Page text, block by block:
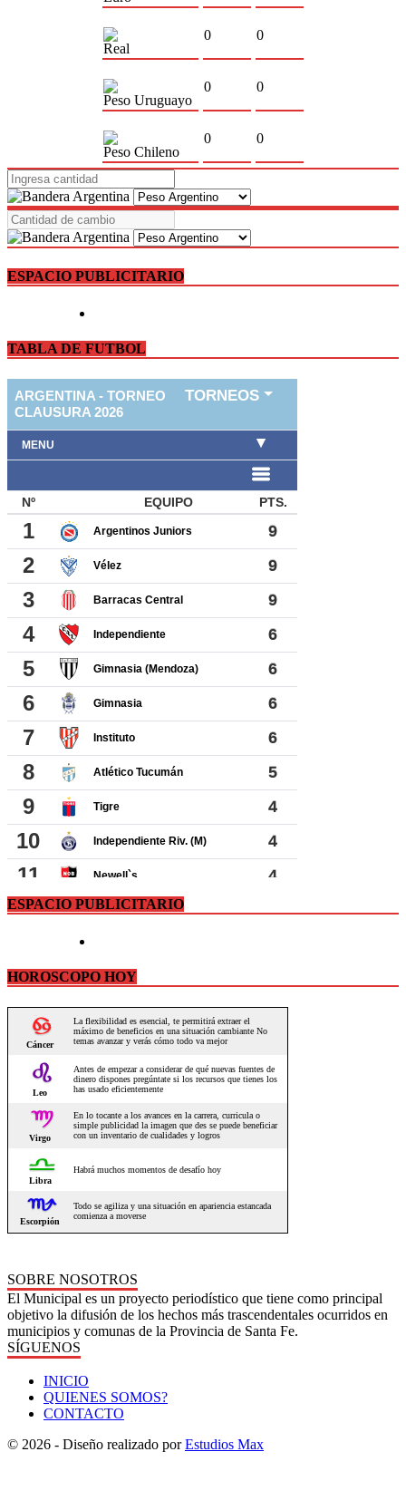
Real
0 0
Peso Uruguayo
0 0
Peso Chileno
0 0
ESPACIO PUBLICITARIO
TABLA DE FUTBOL
ESPACIO PUBLICITARIO
HOROSCOPO HOY
SOBRE NOSOTROS
El Municipal es un proyecto periodístico que tiene como principal
objetivo la difusión de los hechos más trascendentales ocurridos en
municipios y comunas de la Provincia de Santa Fe.
SÍGUENOS
INICIO
QUIENES SOMOS?
CONTACTO
© 2026 - Diseño realizado porEstudios Max